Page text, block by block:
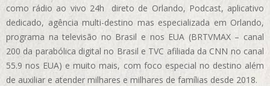
como rádio ao vivo 24h direto de Orlando, Podcast, aplicativo
dedicado, agência multi-destino mas especializada em Orlando,
programa na televisão no Brasil e nos EUA (BRTVMAX – canal
200 da parabólica digital no Brasil e TVC afiliada da CNN no canal
55.9 nos EUA) e muito mais, com foco especial no destino além
de auxiliar e atender milhares e milhares de famílias desde 2018.